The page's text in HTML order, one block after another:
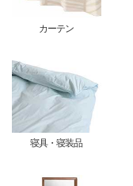
カーテン
寝具・寝装品